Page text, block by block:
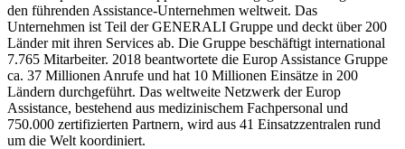
den führenden Assistance-Unternehmen weltweit. Das
Unternehmen ist Teil der GENERALI Gruppe und deckt über 200
Länder mit ihren Services ab. Die Gruppe beschäftigt international
7.765 Mitarbeiter. 2018 beantwortete die Europ Assistance Gruppe
ca. 37 Millionen Anrufe und hat 10 Millionen Einsätze in 200
Ländern durchgeführt. Das weltweite Netzwerk der Europ
Assistance, bestehend aus medizinischem Fachpersonal und
750.000 zertifizierten Partnern, wird aus 41 Einsatzzentralen rund
um die Welt koordiniert.